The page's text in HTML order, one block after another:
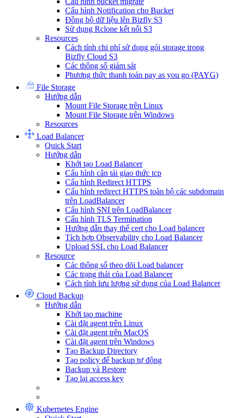
Cấu hình Notification cho Bucket
Đồng bộ dữ liệu lên Bizfly S3
Sử dụng Rclone kết nối S3
Resources
Cách tính chi phí sử dụng gói storage trong
Bizfly Cloud S3
Các thông số giám sát
Phương thức thanh toán pay as you go (PAYG)
File Storage
Hướng dẫn
Mount File Storage trên Linux
Mount File Storage trên Windows
Resources
Load Balancer
Quick Start
Hướng dẫn
Khởi tạo Load Balancer
Cấu hình cân tải giao thức tcp
Cấu hình Redirect HTTPS
Cấu hình redirect HTTPS toàn bộ các subdomain
trên LoadBalancer
Cấu hình SNI trên LoadBalancer
Cấu hình TLS Termination
Hướng dẫn thay thế cert cho Load balancer
Tích hợp Observability cho Load Balancer
Upload SSL cho Load Balancer
Resource
Các thông số theo dõi Load balancer
Các trạng thái của Load Balancer
Cách tính lưu lượng sử dụng của Load Balancer
Cloud Backup
Hướng dẫn
Khởi tạo machine
Cài đặt agent trên Linux
Cài đặt agent trên MacOS
Cài đặt agent trên Windows
Tạo Backup Directory
Tạo policy để backup tự động
Backup và Restore
Tạo lại access key
Kubernetes Engine